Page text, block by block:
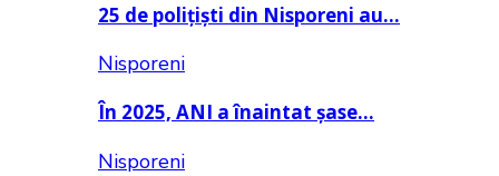
25 de polițiști din Nisporeni au…
Nisporeni
În 2025, ANI a înaintat șase…
Nisporeni